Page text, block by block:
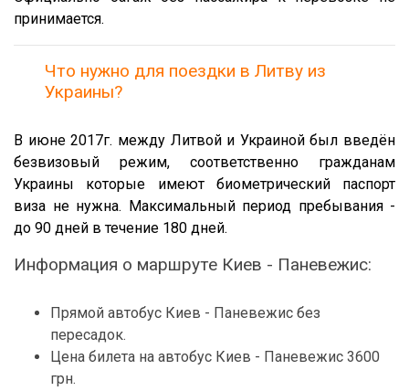
принимается.
Что нужно для поездки в Литву из
Украины?
В июне 2017г. между Литвой и Украиной был введён
безвизовый режим, соответственно гражданам
Украины которые имеют биометрический паспорт
виза не нужна. Максимальный период пребывания -
до 90 дней в течение 180 дней.
Информация о маршруте Киев - Паневежис:
Прямой автобус Киев - Паневежис без
пересадок.
Цена билета на автобус Киев - Паневежис 3600
грн.